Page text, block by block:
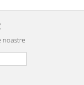
noastre